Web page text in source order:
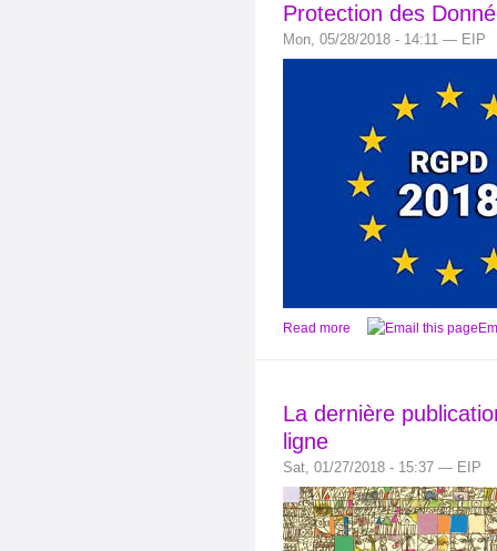
Protection des
Mon, 05/28/2018 - 14:11 — EIP
Read more
La dernière
ligne
Sat, 01/27/2018 - 15:37 — EIP